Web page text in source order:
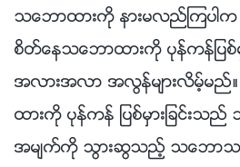
သေဘာထားကို နားမလည္ၾကပါ
စိတ္ေနသေဘာထားကို ပုန္ကန္ျပစ္မွ
အလားအလာ အလြန္မ်ားလိမ့္မ
ထားကို ပုန္ကန္ ျပစ္မွားျခင္း
အမ်က္ကို သြားဆြသည့္ သေဘာသက္